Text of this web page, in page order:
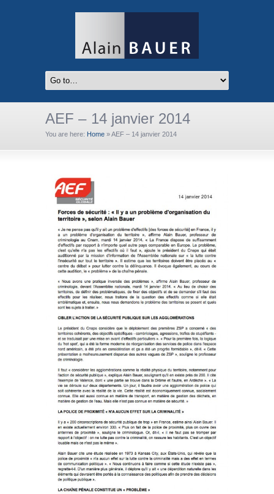
AEF – 14 janvier 2014
You are here: Home »AEF – 14 janvier 2014